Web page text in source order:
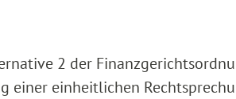
2 der
einer einheitlichen